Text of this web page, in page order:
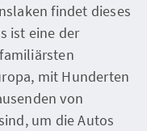
findet dieses
ist eine der
mit Hunderten
von
um die Autos